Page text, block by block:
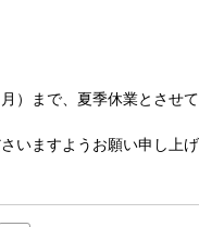
）まで、夏季休業とさせて
いますようお願い申し上げ